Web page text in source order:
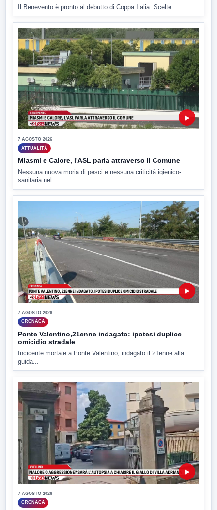
Il Benevento è pronto al debutto di Coppa Italia. Scelte...
▶
7 AGOSTO 2026
ATTUALITÀ
Miasmi e Calore, l'ASL parla attraverso il Comune
Nessuna nuova moria di pesci e nessuna criticità igienico-
sanitaria nel...
▶
7 AGOSTO 2026
CRONACA
Ponte Valentino,21enne indagato: ipotesi duplice
omicidio stradale
Incidente mortale a Ponte Valentino, indagato il 21enne alla
guida...
▶
7 AGOSTO 2026
CRONACA